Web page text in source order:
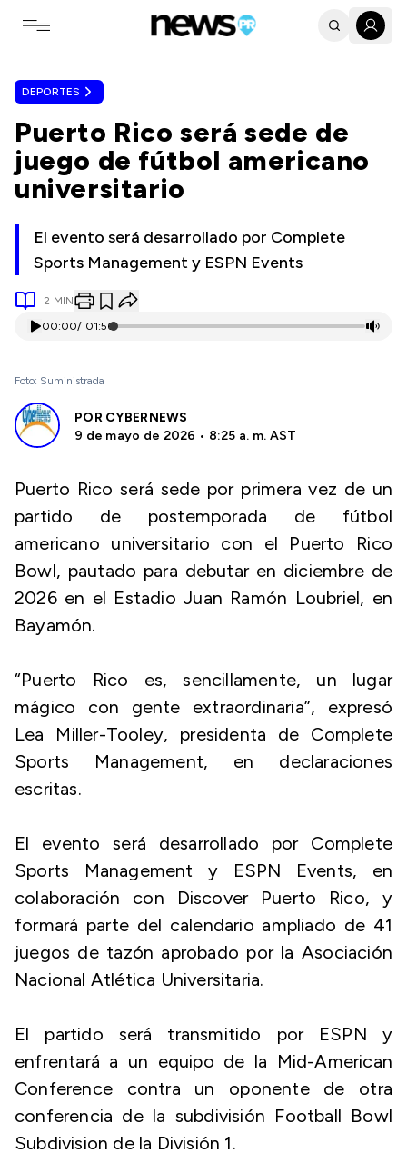
Toggle navigation menu
DEPORTES
Puerto Rico será sede de
juego de fútbol americano
universitario
El evento será desarrollado por Complete
Sports Management y ESPN Events
2 MIN
00:00/ 01:56
Foto: Suministrada
POR CYBERNEWS
9 de mayo de 2026 • 8:25 a. m. AST
Puerto Rico será sede por primera vez de un
partido de postemporada de fútbol
americano universitario con el Puerto Rico
Bowl, pautado para debutar en diciembre de
2026 en el Estadio Juan Ramón Loubriel, en
Bayamón.
“Puerto Rico es, sencillamente, un lugar
mágico con gente extraordinaria”, expresó
Lea Miller-Tooley, presidenta de Complete
Sports Management, en declaraciones
escritas.
El evento será desarrollado por Complete
Sports Management y ESPN Events, en
colaboración con Discover Puerto Rico, y
formará parte del calendario ampliado de 41
juegos de tazón aprobado por la Asociación
Nacional Atlética Universitaria.
El partido será transmitido por ESPN y
enfrentará a un equipo de la Mid-American
Conference contra un oponente de otra
conferencia de la subdivisión Football Bowl
Subdivision de la División 1.